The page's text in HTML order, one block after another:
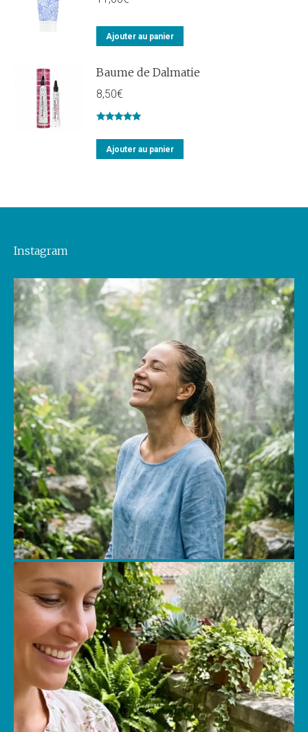
Ajouter au panier
Baume de Dalmatie
8,50€
sur 5
Ajouter au panier
Instagram